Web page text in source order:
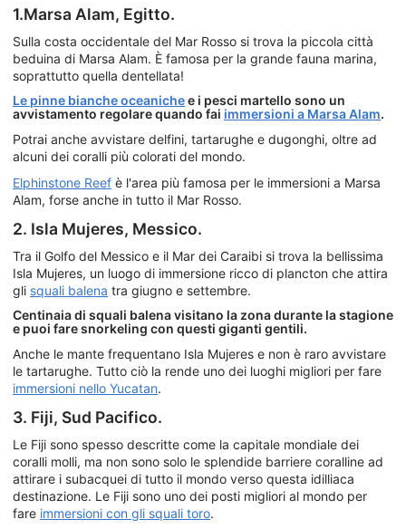
1.Marsa Alam, Egitto.
Sulla costa occidentale del Mar Rosso si trova la piccola città
beduina di Marsa Alam. È famosa per la grande fauna marina,
soprattutto quella dentellata!
Le pinne bianche oceanichee i pesci martello sono un
avvistamento regolare quando fai immersioni a Marsa Alam.
Potrai anche avvistare delfini, tartarughe e dugonghi, oltre ad
alcuni dei coralli più colorati del mondo.
Elphinstone Reef è l'area più famosa per le immersioni a Marsa
Alam, forse anche in tutto il Mar Rosso.
2. Isla Mujeres, Messico.
Tra il Golfo del Messico e il Mar dei Caraibi si trova la bellissima
Isla Mujeres, un luogo di immersione ricco di plancton che attira
gli squali balena tra giugno e settembre.
Centinaia di squali balena visitano la zona durante la stagione
e puoi fare snorkeling con questi giganti gentili.
Anche le mante frequentano Isla Mujeres e non è raro avvistare
le tartarughe. Tutto ciò la rende uno dei luoghi migliori per fare
immersioni nello Yucatan.
3. Fiji, Sud Pacifico.
Le Fiji sono spesso descritte come la capitale mondiale dei
coralli molli, ma non sono solo le splendide barriere coralline ad
attirare i subacquei di tutto il mondo verso questa idilliaca
destinazione. Le Fiji sono uno dei posti migliori al mondo per
fare immersioni con gli squali toro.